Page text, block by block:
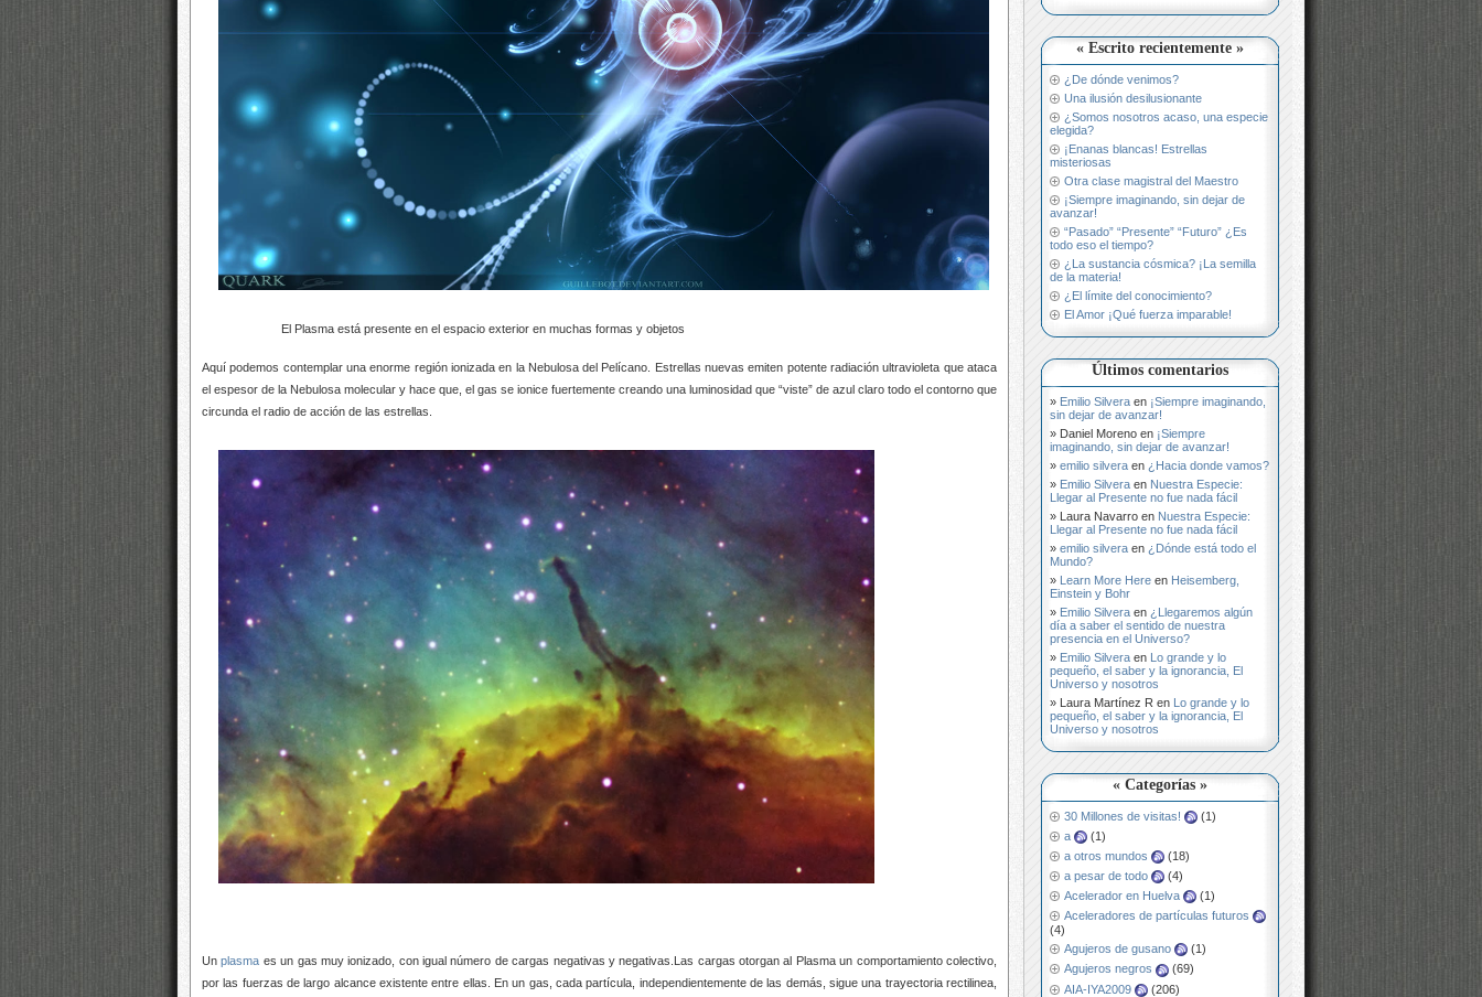
« Escrito recientemente »
¿De dónde venimos?
Una ilusión desilusionante
¿Somos nosotros acaso, una especie
elegida?
¡Enanas blancas! Estrellas
misteriosas
Otra clase magistral del Maestro
¡Siempre imaginando, sin dejar de
avanzar!
“Pasado” “Presente” “Futuro” ¿Es
todo eso el tiempo?
¿La sustancia cósmica? ¡La semilla
de la materia!
¿El límite del conocimiento?
El Amor ¡Qué fuerza imparable!
Últimos comentarios
Emilio Silvera en ¡Siempre imaginando,
sin dejar de avanzar!
Daniel Moreno en ¡Siempre
imaginando, sin dejar de avanzar!
emilio silvera en ¿Hacia donde vamos?
Emilio Silvera en Nuestra Especie:
Llegar al Presente no fue nada fácil
Laura Navarro en Nuestra Especie:
Llegar al Presente no fue nada fácil
emilio silvera en ¿Dónde está todo el
Mundo?
Learn More Here en Heisemberg,
Einstein y Bohr
Emilio Silvera en ¿Llegaremos algún
día a saber el sentido de nuestra
presencia en el Universo?
Emilio Silvera en Lo grande y lo
pequeño, el saber y la ignorancia, El
Universo y nosotros
Laura Martínez R en Lo grande y lo
pequeño, el saber y la ignorancia, El
Universo y nosotros
« Categorías »
30 Millones de visitas!
(1)
a
(1)
a otros mundos
(18)
a pesar de todo
(4)
Acelerador en Huelva
(1)
Aceleradores de partículas futuros
(4)
Agujeros de gusano
(1)
Agujeros negros
(69)
AIA-IYA2009
(206)
El Plasma está presente en el espacio exterior en muchas formas y objetos
Aquí podemos contemplar una enorme región ionizada en la Nebulosa del Pelícano. Estrellas nuevas emiten potente radiación ultravioleta que ataca
el espesor de la Nebulosa molecular y hace que, el gas se ionice fuertemente creando una luminosidad que “viste” de azul claro todo el contorno que
circunda el radio de acción de las estrellas.
Unplasma es un gas muy ionizado, con igual número de cargas negativas y negativas.Las cargas otorgan al Plasma un comportamiento colectivo,
por las fuerzas de largo alcance existente entre ellas. En un gas, cada partícula, independientemente de las demás, sigue una trayectoria rectilinea,